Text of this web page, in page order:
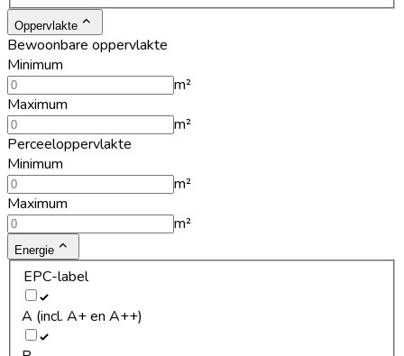
Oppervlakte
Bewoonbare oppervlakte
Minimum
m²
Maximum
m²
Perceeloppervlakte
Minimum
m²
Maximum
m²
Energie
EPC-label
A (incl. A+ en A++)